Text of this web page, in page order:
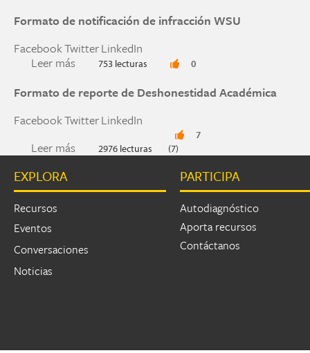
Formato de notificación de infracción WSU
FacebookTwitterLinkedIn
Leer más sobre Formato de notificación de infracción
753 lecturas 0
Formato de reporte de Deshonestidad Académica
FacebookTwitterLinkedIn
Leer más sobre Formato de reporte de Deshonestidad
2976 lecturas
7
(7)
EXPLORA
Recursos
Eventos
Conversaciones
Noticias
PARTICIPA
Autodiagnóstico
Aporta recursos
Contáctanos